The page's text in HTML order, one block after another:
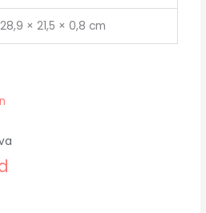
28,9 × 21,5 × 0,8 cm